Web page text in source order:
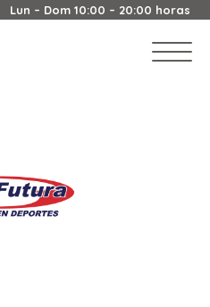
Lun – Dom 10:00 – 20:00 horas